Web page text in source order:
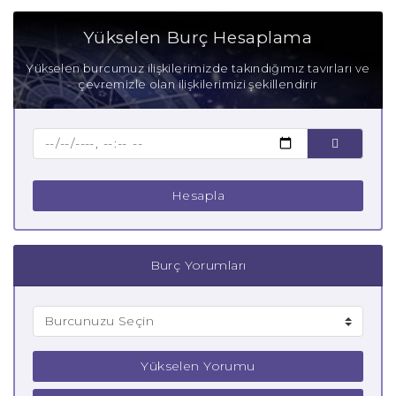
Anne Oğlak Burcu
Baba Oğlak Burcu
Yükselen Burç Hesaplama
Yükselen burcumuz ilişkilerimizde takındığımız tavırları ve
çevremizle olan ilişkilerimizi şekillendirir
Hesapla
Burç Yorumları
Yükselen Yorumu